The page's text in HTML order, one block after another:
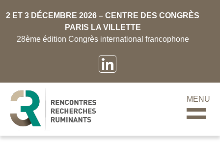
2 ET 3 DÉCEMBRE 2026 – CENTRE DES CONGRÈS
PARIS LA VILLETTE
28ème édition Congrès international francophone
MENU